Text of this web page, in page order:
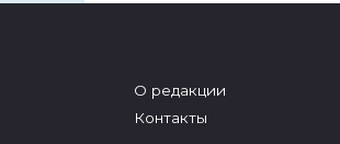
О редакции
Контакты